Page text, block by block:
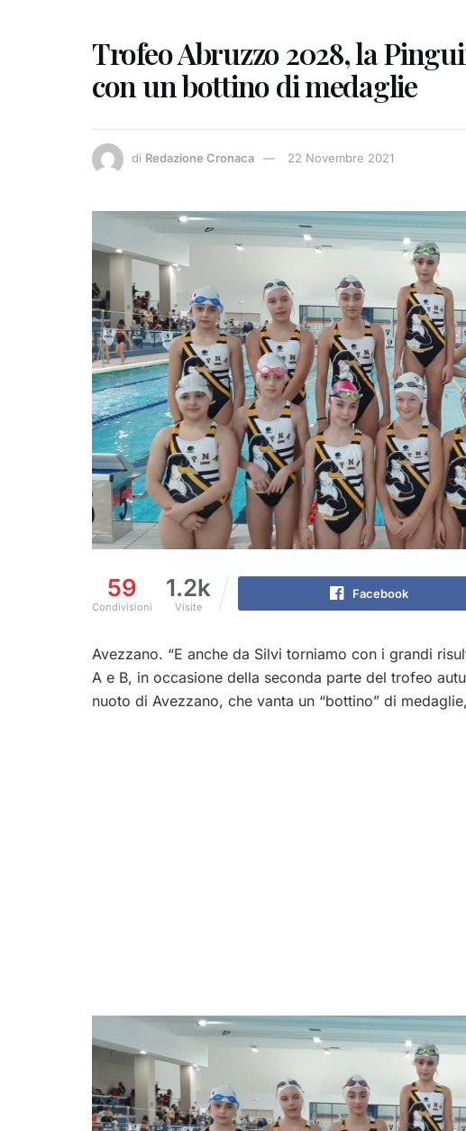
Trofeo Abruzzo 2028, la
con un bottino di medaglie
di Redazione Cronaca 22 Novembre 2021
59
Condivisioni
1.2k
Visite
Facebook
Avezzano. “E anche da Silvi torniamo con i grandi
A e B, in occasione della seconda parte del trofeo
nuoto di Avezzano, che vanta un “bottino” di